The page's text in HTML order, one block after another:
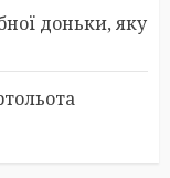
доньки, яку